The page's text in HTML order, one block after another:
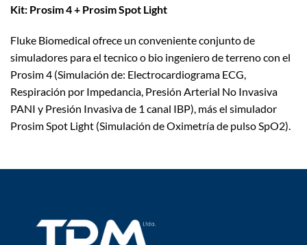
Kit: Prosim 4 + Prosim Spot Light
Fluke Biomedical ofrece un conveniente conjunto de
simuladores para el tecnico o bio ingeniero de terreno con el
Prosim 4 (Simulación de: Electrocardiograma ECG,
Respiración por Impedancia, Presión Arterial No Invasiva
PANI y Presión Invasiva de 1 canal IBP), más el simulador
Prosim Spot Light (Simulación de Oximetría de pulso SpO2).